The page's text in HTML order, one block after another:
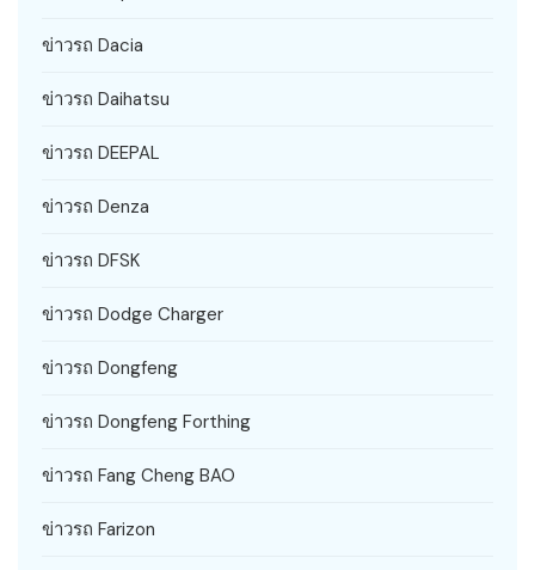
ข่าวรถ Dacia
ข่าวรถ Daihatsu
ข่าวรถ DEEPAL
ข่าวรถ Denza
ข่าวรถ DFSK
ข่าวรถ Dodge Charger
ข่าวรถ Dongfeng
ข่าวรถ Dongfeng Forthing
ข่าวรถ Fang Cheng BAO
ข่าวรถ Farizon